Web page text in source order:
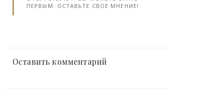
ПЕРВЫМ. ОСТАВЬТЕ СВОЕ МНЕНИЕ!
Оставить комментарий